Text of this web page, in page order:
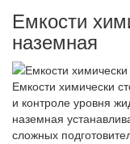
Емкости
наземная
Емкости химически
и контроле уровня
наземная
сложных